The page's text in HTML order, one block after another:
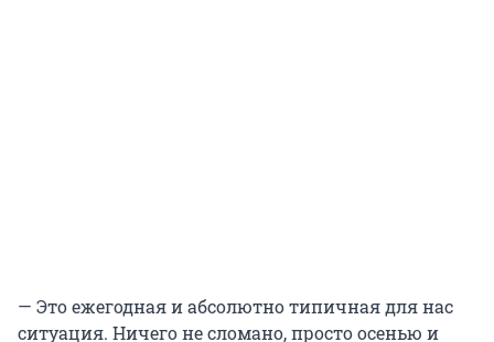
— Это ежегодная и абсолютно типичная для нас
ситуация. Ничего не сломано, просто осенью и